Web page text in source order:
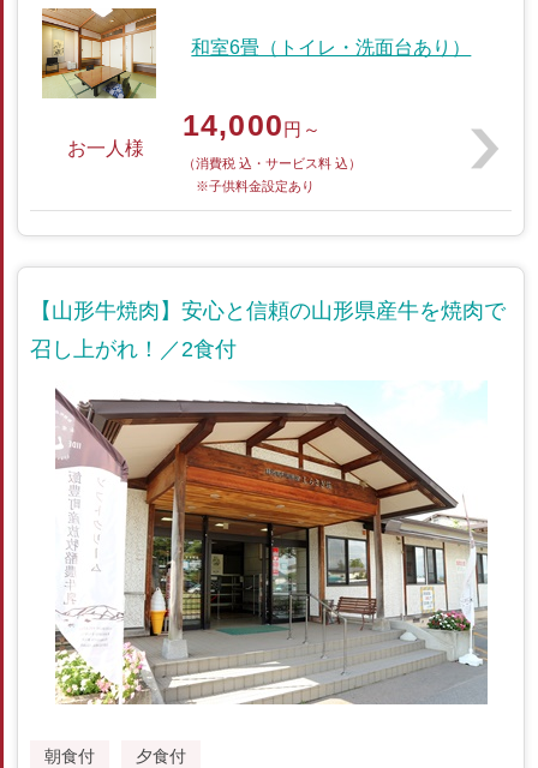
和室6畳（トイレ・洗面台あり）
お一人様
14,000円～
（消費税 込・サービス料 込）
※子供料金設定あり
【山形牛焼肉】安心と信頼の山形県産牛を焼肉で
召し上がれ！／2食付
朝食付 夕食付